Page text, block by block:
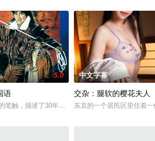
5.0
语
笔触，描述了30年代时期，不丹国卡尔城金将军与
中文字幕
交杂：腿软的樱花夫人
东京的一个居民区里住着